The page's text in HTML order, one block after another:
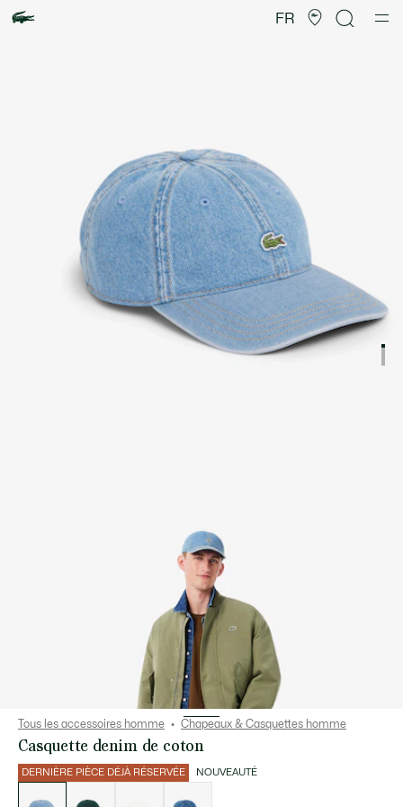
FR
d’images
produit
Tous les accessoires homme Chapeaux & Casquettes homme
Casquette denim de coton
DERNIÈRE PIÈCE DÉJÀ RÉSERVÉE NOUVEAUTÉ
déclinaisons